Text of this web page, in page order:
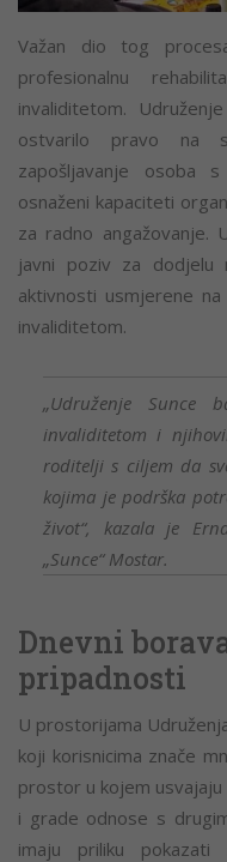
Važan dio tog
profesionalnu
invaliditetom.
ostvarilo pravo na
zapošljavanje osoba
osnaženi kapaciteti
za radno angažovanje.
javni poziv za dodjelu
aktivnosti usmjerene
invaliditetom.
„Udruženje Sunce
invaliditetom i
roditelji s ciljem da
kojima je podrška
život“, kazala je
„Sunce“ Mostar.
Dnevni
pripadnosti
U prostorijama
koji korisnicima znače
prostor u kojem
i grade odnose s
imaju priliku